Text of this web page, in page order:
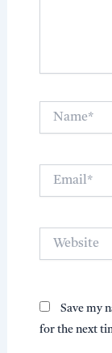
Website
Save my
for the next